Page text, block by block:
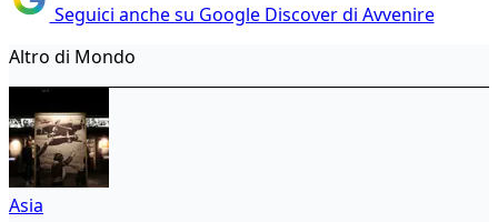
Seguici anche su Google Discover di Avvenire
Altro di Mondo
Asia